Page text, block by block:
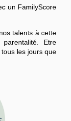
un FamilyScore
talents à cette
Etre
les jours que